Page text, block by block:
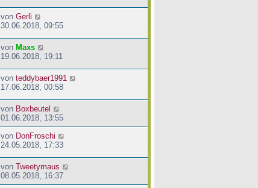
von Gerli
30.06.2018, 09:55
von Maxs
19.06.2018, 19:11
von teddybaer1991
17.06.2018, 00:58
von Boxbeutel
01.06.2018, 13:55
von DonFroschi
24.05.2018, 17:33
von Tweetymaus
08.05.2018, 16:37